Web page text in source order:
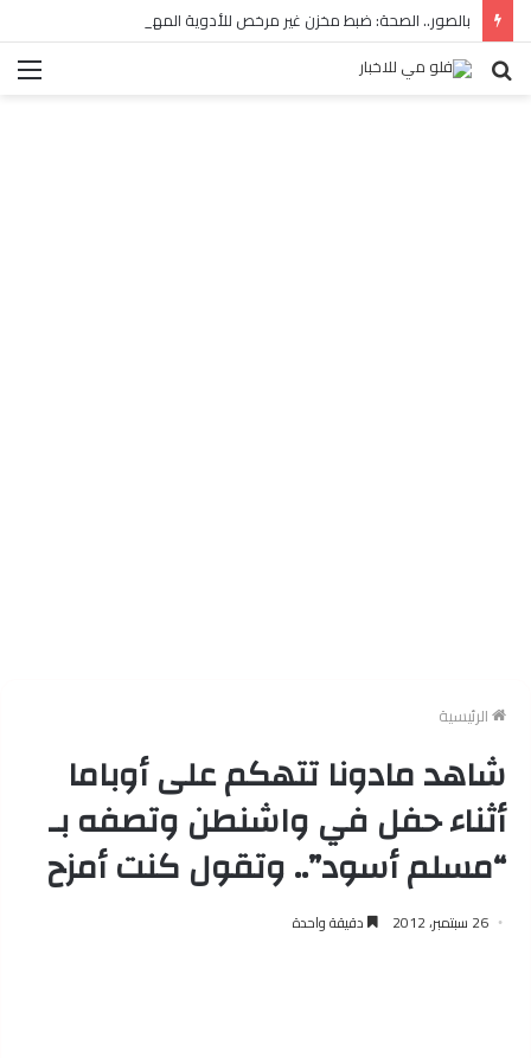
بالصور.. الصحة: ضبط مخزن غير مرخص للأدوية المهربة بالبساتين
بحث
الرئيسية
شاهد مادونا تتهكم على أوباما
أثناء حفل في واشنطن وتصفه بـ
“مسلم أسود”.. وتقول كنت أمزح
26 سبتمبر، 2012 دقيقة واحدة